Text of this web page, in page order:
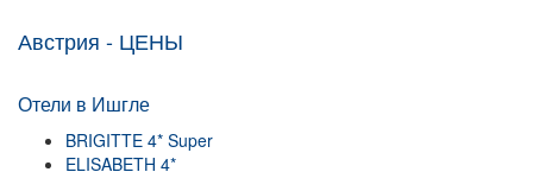
Австрия - ЦЕНЫ
Отели в Ишгле
BRIGITTE 4* Super
ELISABETH 4*